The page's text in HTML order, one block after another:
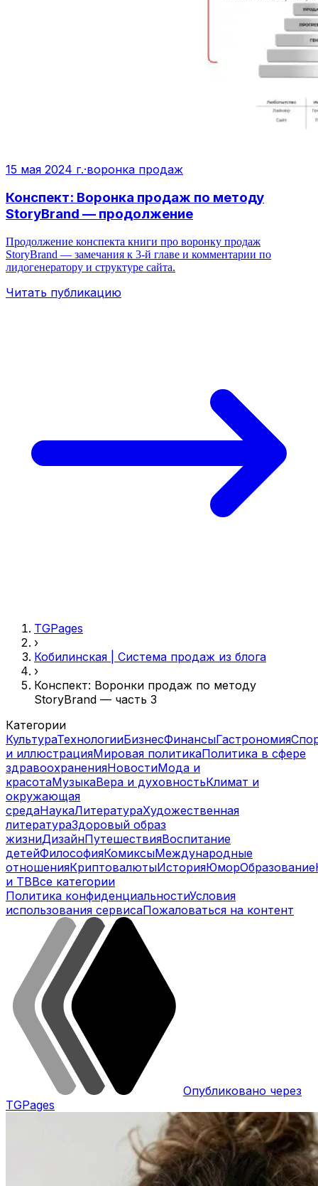
15 мая 2024 г.·воронка продаж
Конспект: Воронка продаж по методу
StoryBrand — продолжение
Продолжение конспекта книги про воронку продаж
StoryBrand — замечания к 3-й главе и комментарии по
лидогенератору и структуре сайта.
Читать публикацию
TGPages
›
Кобилинская | Система продаж из блога
›
Конспект: Воронки продаж по методу
StoryBrand — часть 3
Категории
КультураТехнологииБизнесФинансыГастрономия
и иллюстрацияМировая политикаПолитика в сфере
здравоохраненияНовостиМода и
красотаМузыкаВера и духовностьКлимат и
окружающая
средаНаукаЛитератураХудожественная
литератураЗдоровый образ
жизниДизайнПутешествияВоспитание
детейФилософияКомиксыМеждународные
отношенияКриптовалютыИсторияЮморОбразование
и ТВВсе категории
Политика конфиденциальностиУсловия
использования сервисаПожаловаться на контент
Опубликовано через
TGPages